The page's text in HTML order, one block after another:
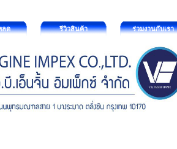
ลด รีวิวสินค้า ร่วมงานกับเรา